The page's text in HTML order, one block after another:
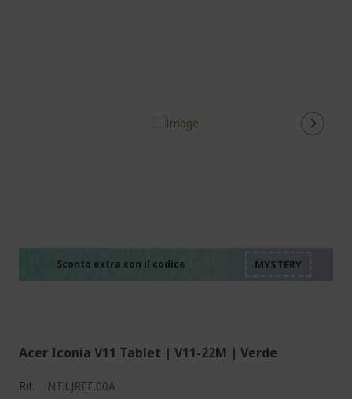
Sconto extra con il codice
Acer Iconia V11 Tablet | V11-22M | Verde
Rif. NT.LJREE.00A